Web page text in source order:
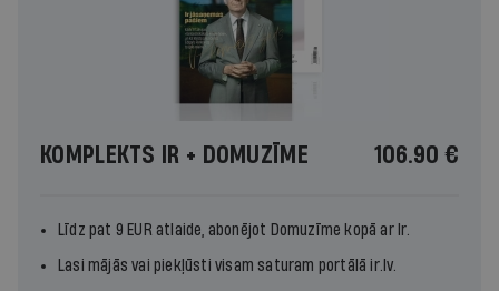
KOMPLEKTS IR + DOMUZĪME 106.90 €
Līdz pat 9 EUR atlaide, abonējot Domuzīme kopā ar Ir.
Lasi mājās vai piekļūsti visam saturam portālā ir.lv.